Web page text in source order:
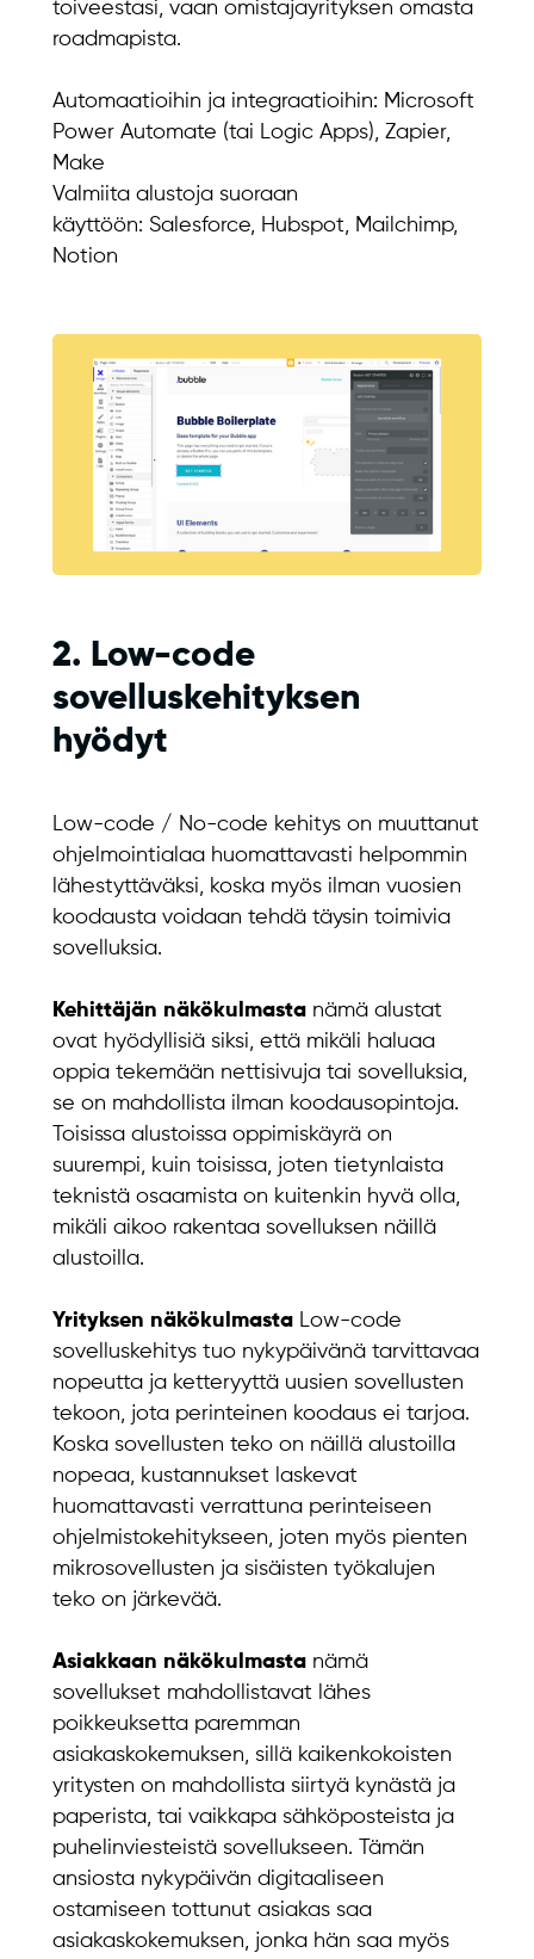
toiveestasi, vaan omistajayrityksen omasta
roadmapista.
Automaatioihin ja integraatioihin: Microsoft
Power Automate (tai Logic Apps), Zapier,
Make
Valmiita alustoja suoraan
käyttöön: Salesforce, Hubspot, Mailchimp,
Notion
2. Low-code
sovelluskehityksen
hyödyt
Low-code / No-code kehitys on muuttanut
ohjelmointialaa huomattavasti helpommin
lähestyttäväksi, koska myös ilman vuosien
koodausta voidaan tehdä täysin toimivia
sovelluksia.
Kehittäjän näkökulmasta nämä alustat
ovat hyödyllisiä siksi, että mikäli haluaa
oppia tekemään nettisivuja tai sovelluksia,
se on mahdollista ilman koodausopintoja.
Toisissa alustoissa oppimiskäyrä on
suurempi, kuin toisissa, joten tietynlaista
teknistä osaamista on kuitenkin hyvä olla,
mikäli aikoo rakentaa sovelluksen näillä
alustoilla.
Yrityksen näkökulmasta Low-code
sovelluskehitys tuo nykypäivänä tarvittavaa
nopeutta ja ketteryyttä uusien sovellusten
tekoon, jota perinteinen koodaus ei tarjoa.
Koska sovellusten teko on näillä alustoilla
nopeaa, kustannukset laskevat
huomattavasti verrattuna perinteiseen
ohjelmistokehitykseen, joten myös pienten
mikrosovellusten ja sisäisten työkalujen
teko on järkevää.
Asiakkaan näkökulmasta nämä
sovellukset mahdollistavat lähes
poikkeuksetta paremman
asiakaskokemuksen, sillä kaikenkokoisten
yritysten on mahdollista siirtyä kynästä ja
paperista, tai vaikkapa sähköposteista ja
puhelinviesteistä sovellukseen. Tämän
ansiosta nykypäivän digitaaliseen
ostamiseen tottunut asiakas saa
asiakaskokemuksen, jonka hän saa myös